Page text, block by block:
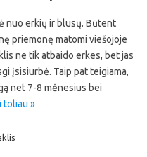
nuo erkių ir blusų. Būtent
priemonę matomi viešojoje
ne tik atbaido erkes, bet jas
įsisiurbė. Taip pat teigiama,
net 7-8 mėnesius bei
toliau »